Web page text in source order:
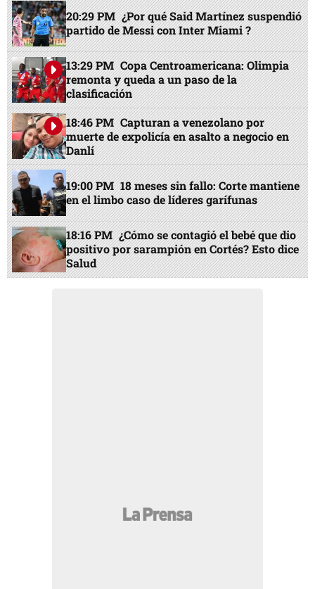
20:29 PM ¿Por qué Said Martínez suspendió
partido de Messi con Inter Miami ?
13:29 PM Copa Centroamericana: Olimpia
remonta y queda a un paso de la
clasificación
18:46 PM Capturan a venezolano por
muerte de expolicía en asalto a negocio en
Danlí
19:00 PM 18 meses sin fallo: Corte mantiene
en el limbo caso de líderes garífunas
18:16 PM ¿Cómo se contagió el bebé que dio
positivo por sarampión en Cortés? Esto dice
Salud